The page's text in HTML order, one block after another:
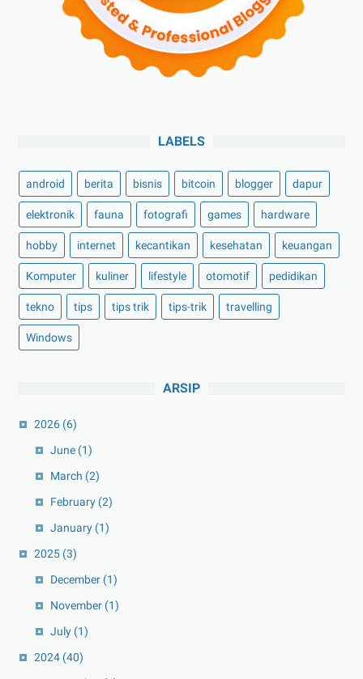
LABELS
android berita bisnis bitcoin blogger dapur
elektronik fauna fotografi games hardware
hobby internet kecantikan kesehatan keuangan
Komputer kuliner lifestyle otomotif pedidikan
tekno tips tips trik tips-trik travelling
Windows
ARSIP
2026 (6)
June (1)
March (2)
February (2)
January (1)
2025 (3)
December (1)
November (1)
July (1)
2024 (40)